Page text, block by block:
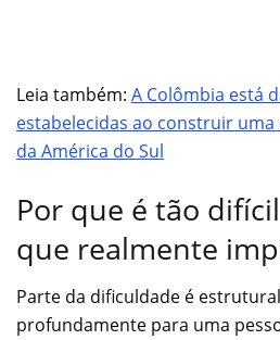
Leia também: A Colômbia está
estabelecidas ao construir
da América do Sul
Por que é tão
que realmente
Parte da dificuldade é
profundamente para uma